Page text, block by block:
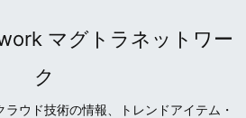
マグトラネットワー
ク
ウド技術の情報、トレンドアイテム・